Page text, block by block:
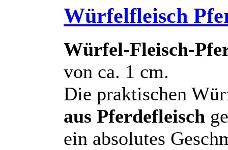
Würfelfleisch
Würfel-Fleisch-
von ca. 1 cm.
Die praktischen
aus Pferdefleisch
ein absolutes